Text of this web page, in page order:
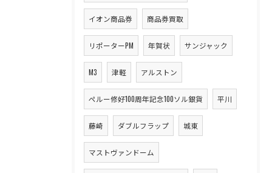
イオン商品券 商品券買取
リポーターPM 年賀状 サンジャック
M3 津軽 アルストン
ペルー修好100周年記念100ソル銀貨 平川
藤崎 ダブルフラップ 城東
マストヴァンドーム